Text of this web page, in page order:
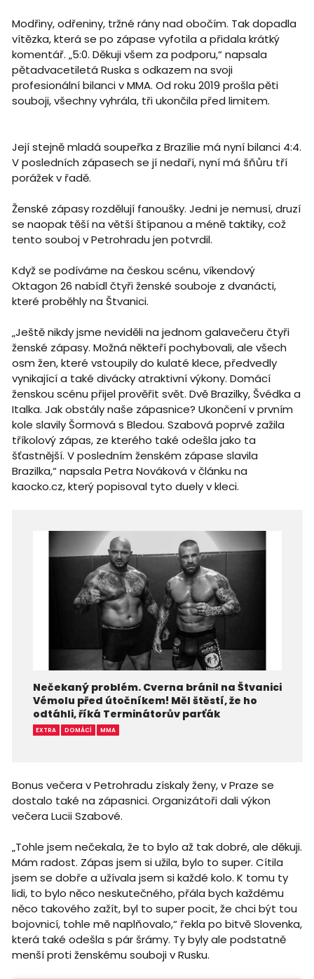
Modřiny, odřeniny, tržné rány nad obočím. Tak dopadla
vítězka, která se po zápase vyfotila a přidala krátký
komentář. „5:0. Děkuji všem za podporu,“ napsala
pětadvacetiletá Ruska s odkazem na svoji
profesionální bilanci v MMA. Od roku 2019 prošla pěti
souboji, všechny vyhrála, tři ukončila před limitem.
Její stejně mladá soupeřka z Brazílie má nyní bilanci 4:4.
V posledních zápasech se jí nedaří, nyní má šňůru tří
porážek v řadě.
Ženské zápasy rozdělují fanoušky. Jedni je nemusí, druzí
se naopak těší na větší štípanou a méně taktiky, což
tento souboj v Petrohradu jen potvrdil.
Když se podíváme na českou scénu, víkendový
Oktagon 26 nabídl čtyři ženské souboje z dvanácti,
které proběhly na Štvanici.
„Ještě nikdy jsme neviděli na jednom galavečeru čtyři
ženské zápasy. Možná někteří pochybovali, ale všech
osm žen, které vstoupily do kulaté klece, předvedly
vynikající a také divácky atraktivní výkony. Domácí
ženskou scénu přijel prověřit svět. Dvě Brazilky, Švédka a
Italka. Jak obstály naše zápasnice? Ukončení v prvním
kole slavily Šormová s Bledou. Szabová poprvé zažila
tříkolový zápas, ze kterého také odešla jako ta
šťastnější. V posledním ženském zápase slavila
Brazilka,“ napsala Petra Nováková v článku na
kaocko.cz, který popisoval tyto duely v kleci.
Nečekaný problém. Cverna bránil na Štvanici
Vémolu před útočníkem! Měl štěstí, že ho
odtáhli, říká Terminátorův parťák
EXTRA DOMÁCÍ MMA
Bonus večera v Petrohradu získaly ženy, v Praze se
dostalo také na zápasnici. Organizátoři dali výkon
večera Lucii Szabové.
„Tohle jsem nečekala, že to bylo až tak dobré, ale děkuji.
Mám radost. Zápas jsem si užila, bylo to super. Cítila
jsem se dobře a užívala jsem si každé kolo. K tomu ty
lidi, to bylo něco neskutečného, přála bych každému
něco takového zažít, byl to super pocit, že chci být tou
bojovnicí, tohle mě naplňovalo,“ řekla po bitvě Slovenka,
která také odešla s pár šrámy. Ty byly ale podstatně
menší proti ženskému souboji v Rusku.